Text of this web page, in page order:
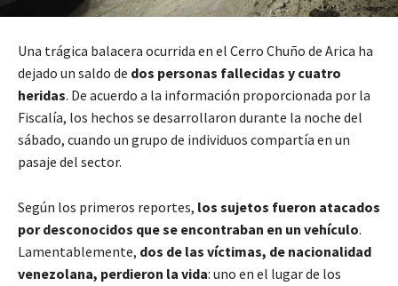
Una trágica balacera ocurrida en el Cerro Chuño de Arica ha
dejado un saldo de dos personas fallecidas y cuatro
heridas. De acuerdo a la información proporcionada por la
Fiscalía, los hechos se desarrollaron durante la noche del
sábado, cuando un grupo de individuos compartía en un
pasaje del sector.
Según los primeros reportes, los sujetos fueron atacados
por desconocidos que se encontraban en un vehículo.
Lamentablemente, dos de las víctimas, de nacionalidad
venezolana, perdieron la vida: uno en el lugar de los